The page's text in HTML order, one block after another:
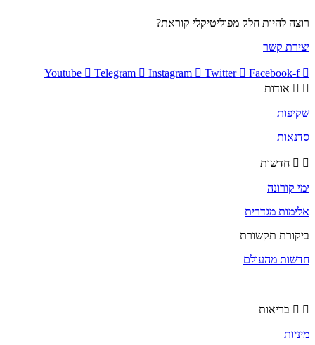
רוצה להיות חלק מפוליטיקלי קוראת?
יצירת קשר
Youtube Telegram Instagram Twitter
Facebook-f
אודות
שקיפות
סדנאות
חדשות
ימי קורונה
אלימות מגדרית
ביקורת תקשורת
חדשות מהעולם
בריאות
מיניות